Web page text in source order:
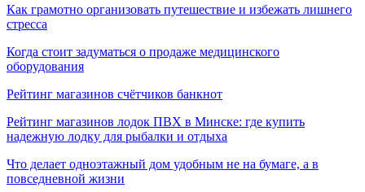
Как грамотно организовать путешествие и избежать лишнего
стресса
Когда стоит задуматься о продаже медицинского
оборудования
Рейтинг магазинов счётчиков банкнот
Рейтинг магазинов лодок ПВХ в Минске: где купить
надежную лодку для рыбалки и отдыха
Что делает одноэтажный дом удобным не на бумаге, а в
повседневной жизни